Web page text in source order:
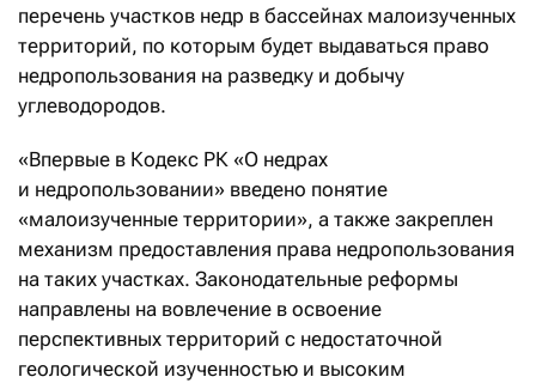
перечень участков недр в бассейнах малоизученных
территорий, по которым будет выдаваться право
недропользования на разведку и добычу
углеводородов.
«Впервые в Кодекс РК «О недрах
и недропользовании» введено понятие
«малоизученные территории», а также закреплен
механизм предоставления права недропользования
на таких участках. Законодательные реформы
направлены на вовлечение в освоение
перспективных территорий с недостаточной
геологической изученностью и высоким